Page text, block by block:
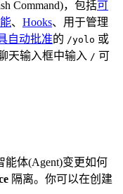
Command)，包括可
、 Hooks、用于管理
自动批准的 /yolo 或
天输入框中输入 / 可
能体(Agent)变更如何
隔离。你可以在创建